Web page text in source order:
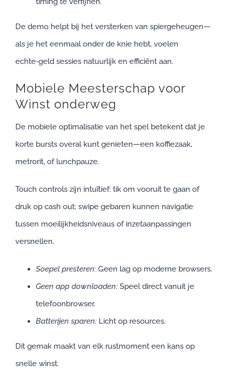
De demo helpt bij het versterken van spiergeheugen—
als je het eenmaal onder de knie hebt, voelen
echte‑geld sessies natuurlijk en efficiënt aan.
Mobiele Meesterschap voor
Winst onderweg
De mobiele optimalisatie van het spel betekent dat je
korte bursts overal kunt genieten—een koffiezaak,
metrorit, of lunchpauze.
Touch controls zijn intuïtief: tik om vooruit te gaan of
druk op cash out; swipe gebaren kunnen navigatie
tussen moeilijkheidsniveaus of inzetaanpassingen
versnellen.
Soepel presteren: Geen lag op moderne browsers.
Geen app downloaden: Speel direct vanuit je
telefoonbrowser.
Batterijen sparen: Licht op resources.
Dit gemak maakt van elk rustmoment een kans op
snelle winst.